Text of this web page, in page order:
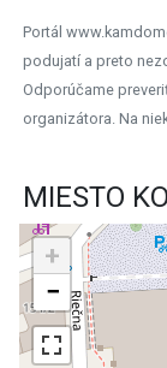
Portál
podujatí a preto
Odporúčame
organizátora. Na
MIESTO
+
−